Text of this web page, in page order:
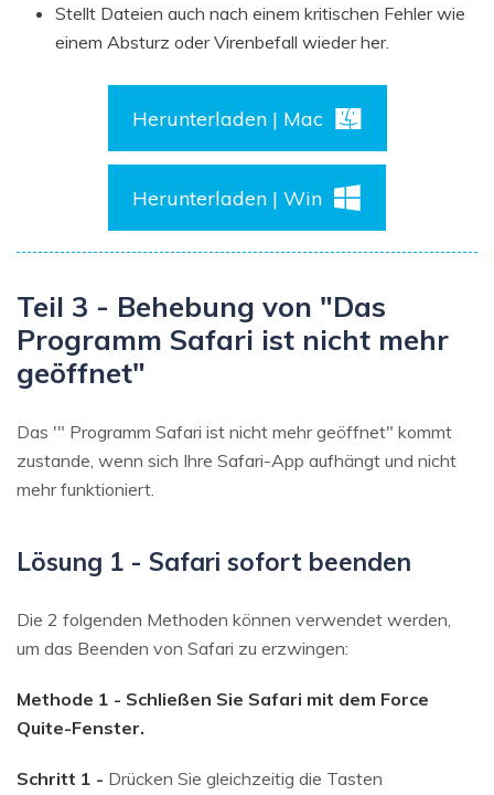
Stellt Dateien auch nach einem kritischen Fehler wie
einem Absturz oder Virenbefall wieder her.
Herunterladen | Mac
Herunterladen | Win
Teil 3 - Behebung von "Das
Programm Safari ist nicht mehr
geöffnet"
Das '" Programm Safari ist nicht mehr geöffnet" kommt
zustande, wenn sich Ihre Safari-App aufhängt und nicht
mehr funktioniert.
Lösung 1 - Safari sofort beenden
Die 2 folgenden Methoden können verwendet werden,
um das Beenden von Safari zu erzwingen:
Methode 1 - Schließen Sie Safari mit dem Force
Quite-Fenster.
Schritt 1 - Drücken Sie gleichzeitig die Tasten